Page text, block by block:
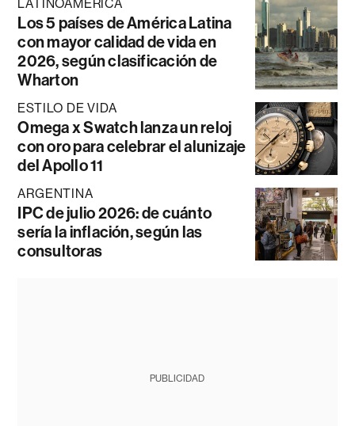
LATINOAMÉRICA
Los 5 países de América Latina
con mayor calidad de vida en
2026, según clasificación de
Wharton
ESTILO DE VIDA
Omega x Swatch lanza un reloj
con oro para celebrar el alunizaje
del Apollo 11
ARGENTINA
IPC de julio 2026: de cuánto
sería la inflación, según las
consultoras
PUBLICIDAD